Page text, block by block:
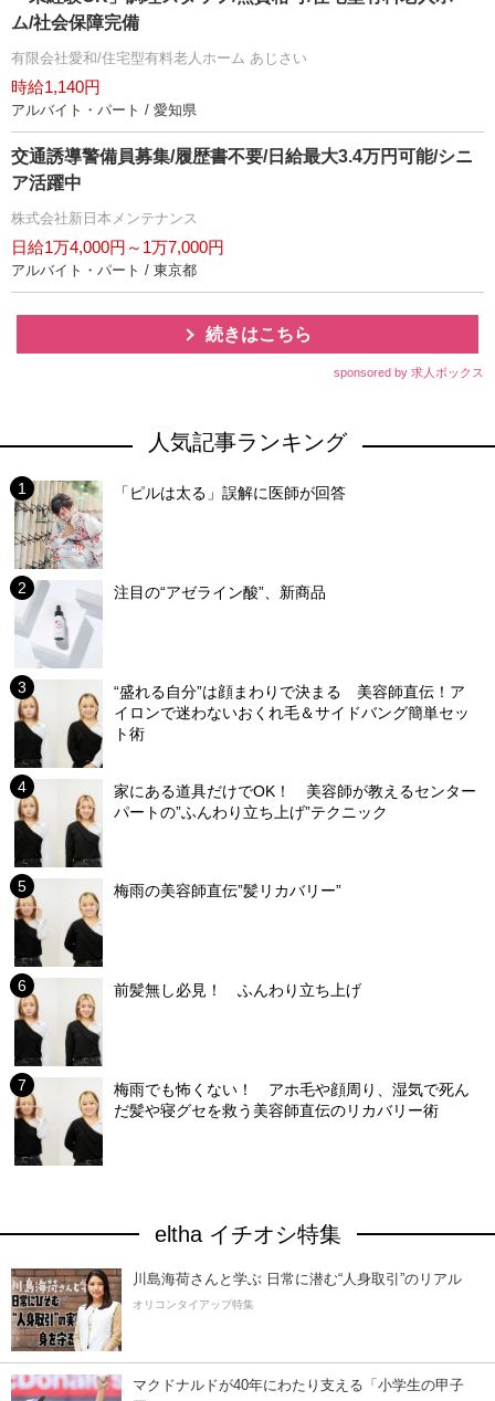
ム/社会保障完備
有限会社愛和/住宅型有料老人ホーム あじさい
時給1,140円
アルバイト・パート / 愛知県
交通誘導警備員募集/履歴書不要/日給最大3.4万円可能/シニ
ア活躍中
株式会社新日本メンテナンス
日給1万4,000円～1万7,000円
アルバイト・パート / 東京都
続きはこちら
sponsored by 求人ボックス
人気記事ランキング
「ピルは太る」誤解に医師が回答
注目の“アゼライン酸”、新商品
“盛れる自分”は顔まわりで決まる 美容師直伝！ア
イロンで迷わないおくれ毛＆サイドバング簡単セッ
ト術
家にある道具だけでOK！ 美容師が教えるセンター
パートの”ふんわり立ち上げ”テクニック
梅雨の美容師直伝”髪リカバリー”
前髪無し必見！ ふんわり立ち上げ
梅雨でも怖くない！ アホ毛や顔周り、湿気で死ん
だ髪や寝グセを救う美容師直伝のリカバリー術
eltha イチオシ特集
川島海荷さんと学ぶ 日常に潜む“人身取引”のリアル
オリコンタイアップ特集
マクドナルドが40年にわたり支える「小学生の甲子